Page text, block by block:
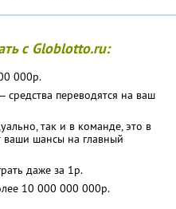
с Globlotto.ru:
000р.
переводятся на ваш
так и в команде, это в
ваши шансы на главный
даже за 1р.
10 000 000 000р.